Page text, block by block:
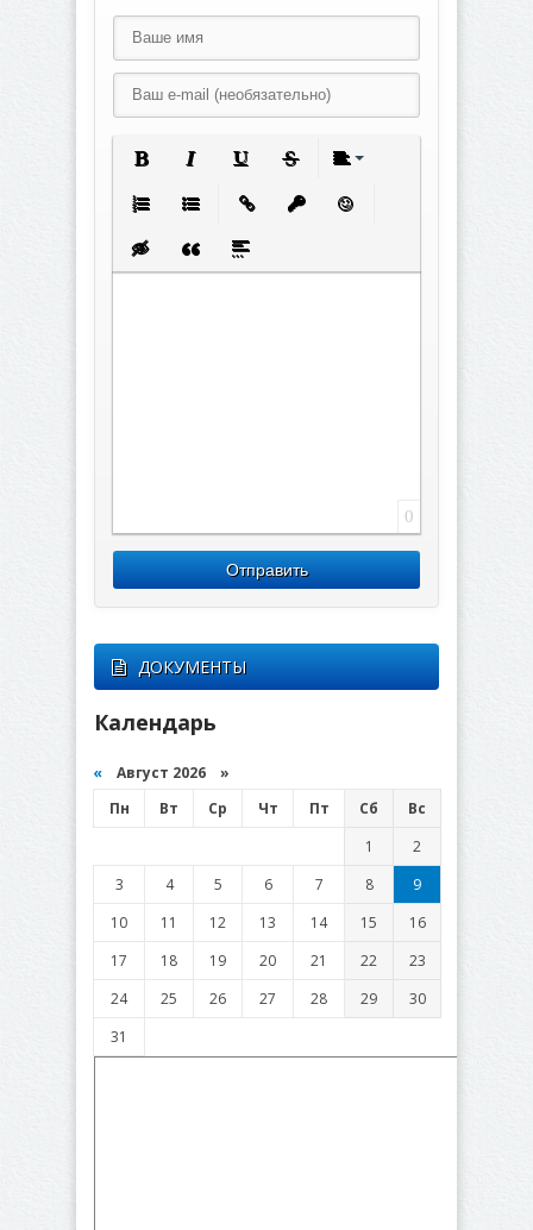
Вставка скрытого текста
Вставка цитаты
Вставка спойлера
0
Отправить
ДОКУМЕНТЫ
Календарь
« Август 2026 »
Пн
Вт Ср Чт Пт Сб
Вс
1
2
3
4 5 6 7 8
9
10
11 12 13 14 15
16
17
18 19 20 21 22
23
24
25 26 27 28 29
30
31